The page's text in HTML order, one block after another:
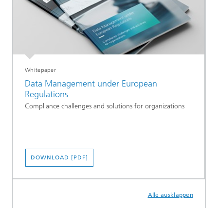
Whitepaper
Data Management under European
Regulations
Compliance challenges and solutions for organizations
DOWNLOAD [PDF]
Alle ausklappen